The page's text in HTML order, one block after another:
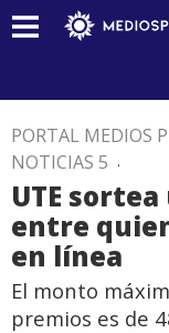
PORTAL MEDIOS
NOTICIAS 5 .
UTE
entre
en línea
El monto
premios es de